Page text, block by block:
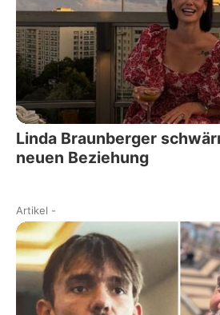
Linda Braunberger
neuen Beziehung
Artikel -